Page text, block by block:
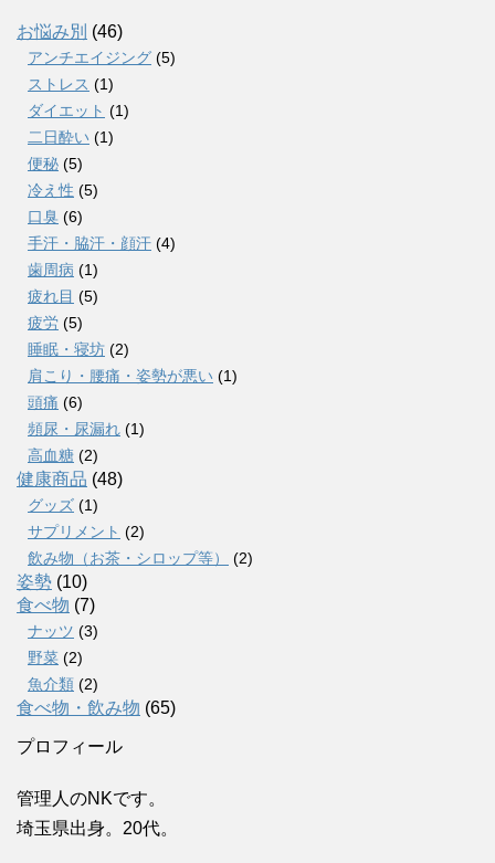
お悩み別 (46)
アンチエイジング (5)
ストレス (1)
ダイエット (1)
二日酔い (1)
便秘 (5)
冷え性 (5)
口臭 (6)
手汗・脇汗・顔汗 (4)
歯周病 (1)
疲れ目 (5)
疲労 (5)
睡眠・寝坊 (2)
肩こり・腰痛・姿勢が悪い (1)
頭痛 (6)
頻尿・尿漏れ (1)
高血糖 (2)
健康商品 (48)
グッズ (1)
サプリメント (2)
飲み物（お茶・シロップ等）
(2)
姿勢 (10)
食べ物 (7)
ナッツ (3)
野菜 (2)
魚介類 (2)
食べ物・飲み物 (65)
プロフィール
管理人のNKです。
埼玉県出身。20代。